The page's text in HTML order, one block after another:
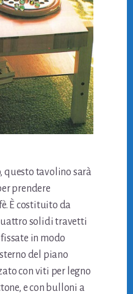
questo tavolino sarà
prendere
È costituito da
solidi travetti
in modo
del piano
con viti per legno
e con bulloni a